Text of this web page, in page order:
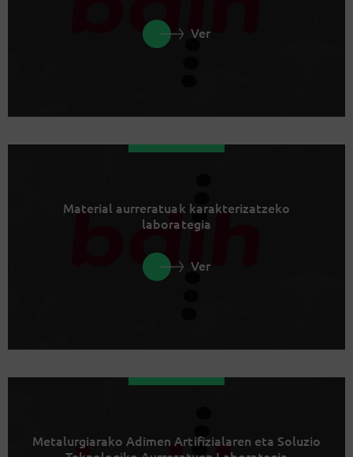
Ver
Material aurreratuak karakterizatzeko
laborategia
Ver
Metalurgiarako Adimen Artifizialaren eta Soluzio